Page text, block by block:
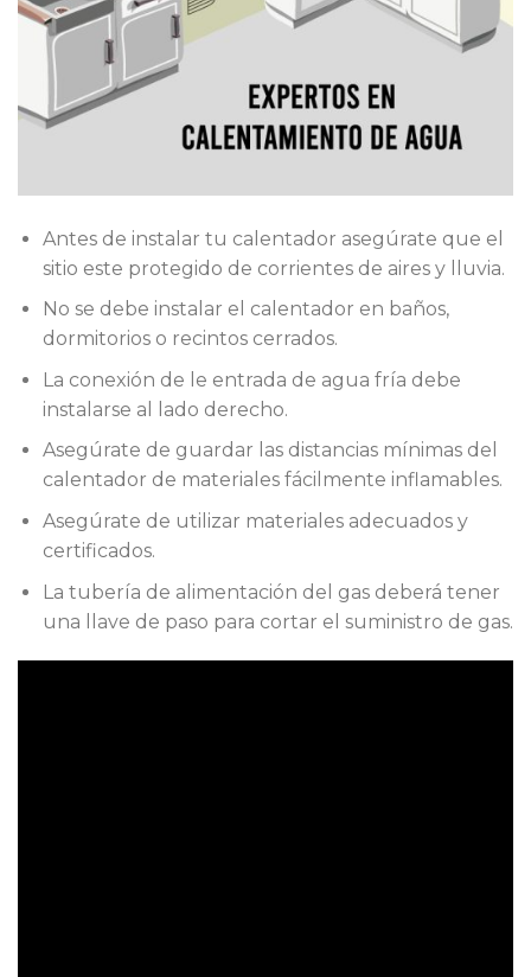
Antes de instalar tu calentador asegúrate que el
sitio este protegido de corrientes de aires y lluvia.
No se debe instalar el calentador en baños,
dormitorios o recintos cerrados.
La conexión de le entrada de agua fría debe
instalarse al lado derecho.
Asegúrate de guardar las distancias mínimas del
calentador de materiales fácilmente inflamables.
Asegúrate de utilizar materiales adecuados y
certificados.
La tubería de alimentación del gas deberá tener
una llave de paso para cortar el suministro de gas.